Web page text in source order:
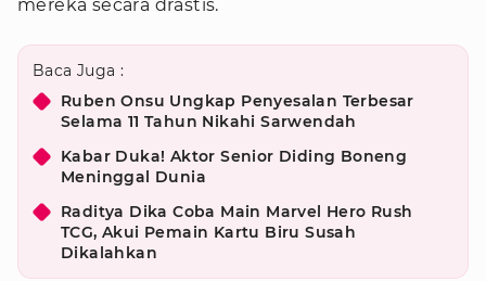
mereka secara drastis.
Baca Juga :
Ruben Onsu Ungkap Penyesalan Terbesar
Selama 11 Tahun Nikahi Sarwendah
Kabar Duka! Aktor Senior Diding Boneng
Meninggal Dunia
Raditya Dika Coba Main Marvel Hero Rush
TCG, Akui Pemain Kartu Biru Susah
Dikalahkan